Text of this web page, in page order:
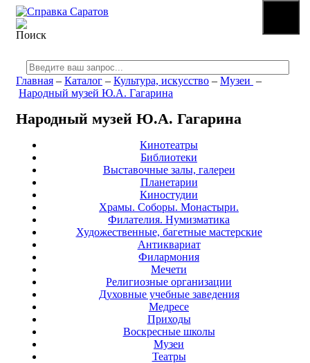
Главная – Каталог – Культура, искусство – Музеи –
Народный музей Ю.А. Гагарина
Народный музей Ю.А. Гагарина
Кинотеатры
Библиотеки
Выставочные залы, галереи
Планетарии
Киностудии
Храмы. Соборы. Монастыри.
Филателия. Нумизматика
Художественные, багетные мастерские
Антиквариат
Филармония
Мечети
Религиозные организации
Духовные учебные заведения
Медресе
Приходы
Воскресные школы
Музеи
Театры